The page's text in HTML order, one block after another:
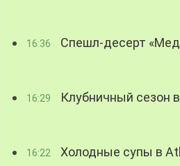
16:36 Спешл-десерт
16:29 Клубничный сезон
16:22 Холодные супы в